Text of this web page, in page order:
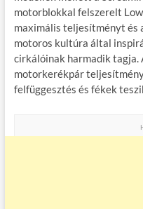
motorblokkal felszerelt
maximális teljesítményt és
motoros kultúra által
cirkálóinak harmadik
motorkerékpár
felfüggesztés és fékek